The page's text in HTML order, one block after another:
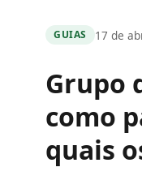
GUIAS 17 de
Grupo
como
quais